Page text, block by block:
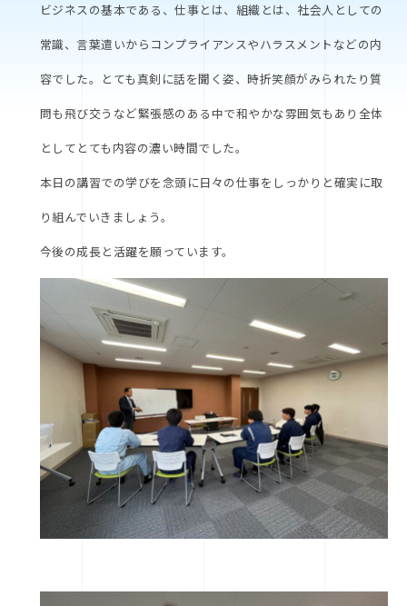
ビジネスの基本である、仕事とは、組織とは、社会人としての
常識、言葉遣いからコンプライアンスやハラスメントなどの内
容でした。とても真剣に話を聞く姿、時折笑顔がみられたり質
問も飛び交うなど緊張感のある中で和やかな雰囲気もあり全体
としてとても内容の濃い時間でした。
本日の講習での学びを念頭に日々の仕事をしっかりと確実に取
り組んでいきましょう。
今後の成長と活躍を願っています。